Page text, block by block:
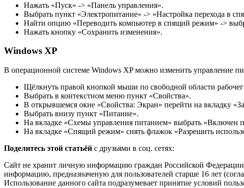
Нажать «Пуск» -> «Панель управления».
Выбрать пункт «Электропитание» -> «Настройка перехода в
Найти опцию «Переводить компьютер в спящий режим» ->
Нажать кнопку «Сохранить изменения».
Windows XP
В операционной системе Windows XP можно изменить управление
Щёлкнуть правой кнопкой мыши по свободной области
Выбрать в контекстном меню пункт «Свойства».
В открывшемся окне «Свойства: Экран» перейти на вкладку
Выбрать внизу пункт «Питание».
На вкладке «Схемы управления питанием» выбрать «Включен
На вкладке «Спящий режим» снять флажок «Разрешить
Поделитесь этой статьёй с друзьями в соц. сетях:
Сайт не хранит личную информацию граждан Российской
информацию, предназначеную для пользователей старше 16 лет
Использование данного сайта подразумевает принятие условий